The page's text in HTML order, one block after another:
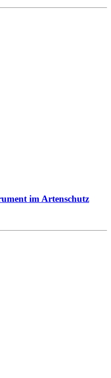
im Artenschutz